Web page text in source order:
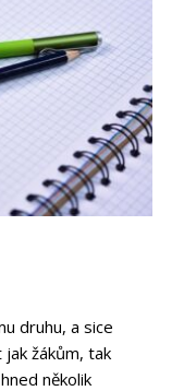
druhu, a sice
žákům, tak
několik